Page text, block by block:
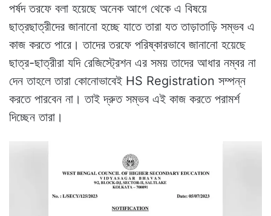
পর্ষদ তরফে বলা হয়েছে অনেক আগে থেকে এ বিষয়ে
ছাত্রছাত্রীদের জানানো হচ্ছে যাতে তারা যত তাড়াতাড়ি সম্ভব এ
কাজ করতে পারে। তাদের তরফে পরিষ্কারভাবে জানানো হয়েছে
ছাত্র-ছাত্রীরা যদি রেজিস্ট্রেশন এর সময় তাদের আধার নম্বর না
দেন তাহলে তারা কোনোভাবেই HS Registration সম্পন্ন
করতে পারবেন না। তাই দ্রুত সম্ভব এই কাজ করতে পরামর্শ
দিচ্ছেন তারা।